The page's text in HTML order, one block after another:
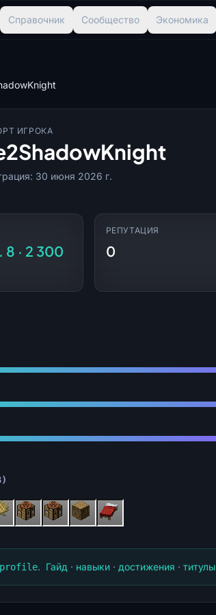
Справочник Сообщество Экономика
ИГРОКА
30 июня 2026 г.
· 2 300
РЕПУТАЦИЯ
0
. Гайд · навыки · достижения · титулы